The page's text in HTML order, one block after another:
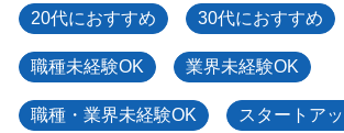
20代におすすめ 30代におすすめ
職種未経験OK 業界未経験OK
職種・業界未経験OK スタートア